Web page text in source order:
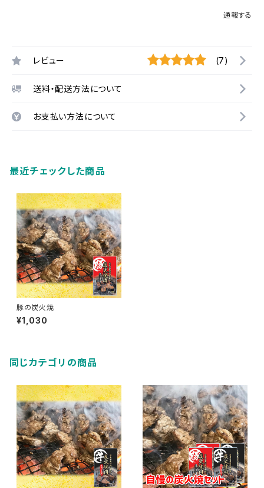
通報する
レビュー (7)
送料・配送方法について
お支払い方法について
最近チェックした商品
豚の炭火焼
¥1,030
同じカテゴリの商品